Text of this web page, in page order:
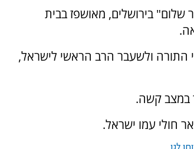
"נהר שלום" בירושלים, מאושפז בבית
התורה ולשעבר הרב הראשי לישראל,
במצב קשה.
חולי עמו ישראל.